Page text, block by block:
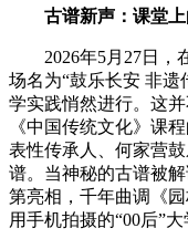
大国智造 大国展
CCTV.节目官网
古谱新声：课堂
2026年5月27日，
场名为“鼓乐长安 非
学实践悄然进行。这
《中国传统文化》课
表性传承人、何家营
谱。当神秘的古谱被
第亮相，千年曲调《
用手机拍摄的“00后”